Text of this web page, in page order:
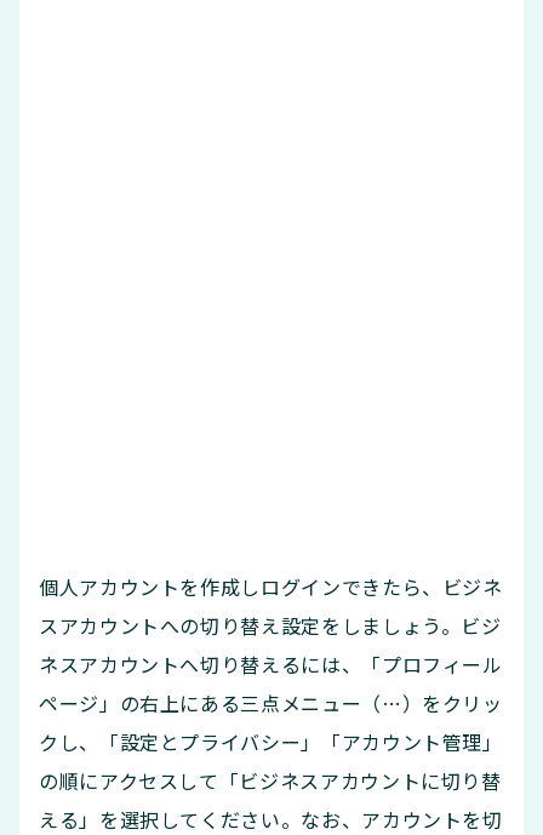
個人アカウントを作成しログインできたら、ビジネ
スアカウントへの切り替え設定をしましょう。ビジ
ネスアカウントへ切り替えるには、「プロフィール
ページ」の右上にある三点メニュー（…）をクリッ
クし、「設定とプライバシー」「アカウント管理」
の順にアクセスして「ビジネスアカウントに切り替
える」を選択してください。なお、アカウントを切